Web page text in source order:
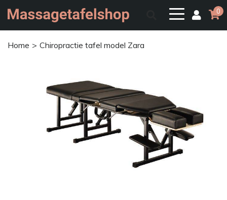
0
Home Chiropractie tafel model Zara